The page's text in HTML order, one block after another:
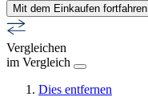
Mit dem Einkaufen fortfahren
Vergleichen
im Vergleich
Dies entfernen